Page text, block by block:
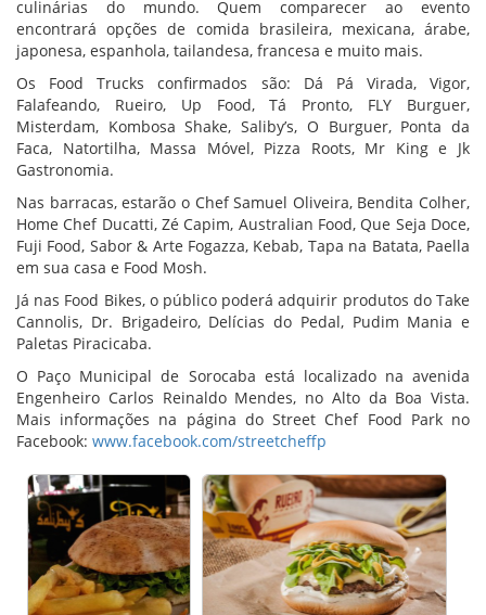
culinárias do mundo. Quem comparecer ao evento
encontrará opções de comida brasileira, mexicana, árabe,
japonesa, espanhola, tailandesa, francesa e muito mais.
Os Food Trucks confirmados são: Dá Pá Virada, Vigor,
Falafeando, Rueiro, Up Food, Tá Pronto, FLY Burguer,
Misterdam, Kombosa Shake, Saliby’s, O Burguer, Ponta da
Faca, Natortilha, Massa Móvel, Pizza Roots, Mr King e Jk
Gastronomia.
Nas barracas, estarão o Chef Samuel Oliveira, Bendita Colher,
Home Chef Ducatti, Zé Capim, Australian Food, Que Seja Doce,
Fuji Food, Sabor & Arte Fogazza, Kebab, Tapa na Batata, Paella
em sua casa e Food Mosh.
Já nas Food Bikes, o público poderá adquirir produtos do Take
Cannolis, Dr. Brigadeiro, Delícias do Pedal, Pudim Mania e
Paletas Piracicaba.
O Paço Municipal de Sorocaba está localizado na avenida
Engenheiro Carlos Reinaldo Mendes, no Alto da Boa Vista.
Mais informações na página do Street Chef Food Park no
Facebook: www.facebook.com/streetcheffp